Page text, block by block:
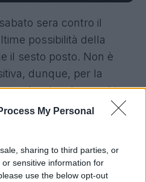
My Personal
sharing to third parties, or
sensitive information for
use the below opt-out
sera contro il
possibilità della
il sesto posto. Non è
dunque, per la
a lasciare la panchina.
società e tecnico, ed è
contestazione che farà
dell'azionista di
Valle, in un'intervista